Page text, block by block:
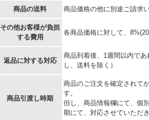
商品の送料 商品価格の他に別途ご請求
その他お客様が負担
する費用
各商品価格に対して、
返品に対する対応
商品到着後、1週間以内で
し、送料を除く）
商品引渡し時期
商品のご注文を確定されて
す。
但し、商品情報欄にて、個
期にて、対応させていただき